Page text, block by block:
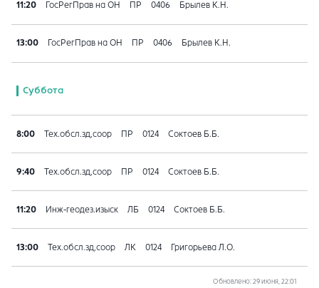
11:20 ГосРегПрав на ОН ПР 0406 Брылев К.Н.
13:00 ГосРегПрав на ОН ПР 0406 Брылев К.Н.
Суббота
8:00 Тех.обсл.зд,соор ПР 0124 Соктоев Б.Б.
9:40 Тех.обсл.зд,соор ПР 0124 Соктоев Б.Б.
11:20 Инж-геодез.изыск ЛБ 0124 Соктоев Б.Б.
13:00 Тех.обсл.зд,соор ЛК 0124 Григорьева Л.О.
Обновлено: 29 июня, 22:01